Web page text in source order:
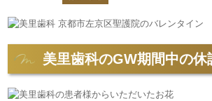
美里歯科のGW期間中の休